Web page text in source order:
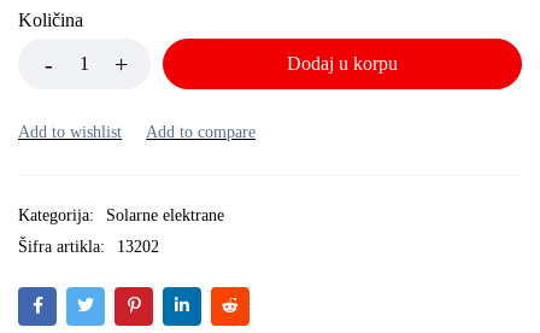
Količina
Dodaj u korpu
Kategorija:
Solarne elektrane
Šifra artikla:
13202